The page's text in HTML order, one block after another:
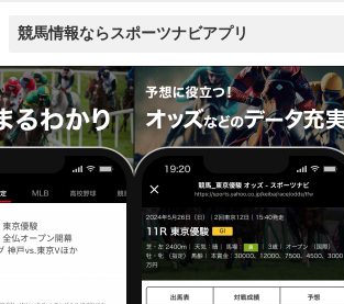
競馬情報ならスポーツナビアプリ